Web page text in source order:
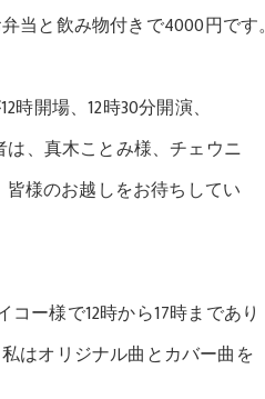
と飲み物付きで4000円です。
開場、12時30分開演、
、真木ことみ様、チェウニ
様のお越しをお待ちしてい
ー様で12時から17時まであり
はオリジナル曲とカバー曲を